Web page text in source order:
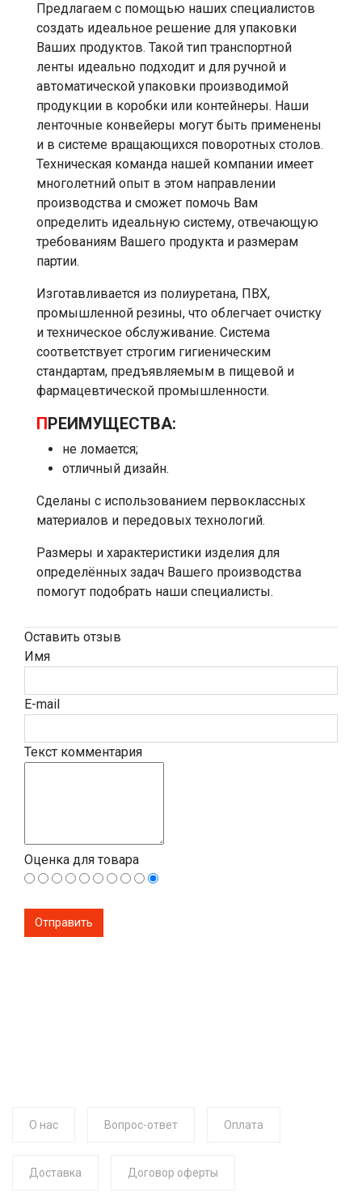
Предлагаем с помощью наших специалистов
создать идеальное решение для упаковки
Ваших продуктов. Такой тип транспортной
ленты идеально подходит и для ручной и
автоматической упаковки производимой
продукции в коробки или контейнеры. Наши
ленточные конвейеры могут быть применены
и в системе вращающихся поворотных столов.
Техническая команда нашей компании имеет
многолетний опыт в этом направлении
производства и сможет помочь Вам
определить идеальную систему, отвечающую
требованиям Вашего продукта и размерам
партии.
Изготавливается из полиуретана, ПВХ,
промышленной резины, что облегчает очистку
и техническое обслуживание. Система
соответствует строгим гигиеническим
стандартам, предъявляемым в пищевой и
фармацевтической промышленности.
ПРЕИМУЩЕСТВА:
не ломается;
отличный дизайн.
Сделаны с использованием первоклассных
материалов и передовых технологий.
Размеры и характеристики изделия для
определённых задач Вашего производства
помогут подобрать наши специалисты.
Оставить отзыв
Имя
E-mail
Текст комментария
Оценка для товара
О нас Вопрос-ответ Оплата
Доставка Договор оферты